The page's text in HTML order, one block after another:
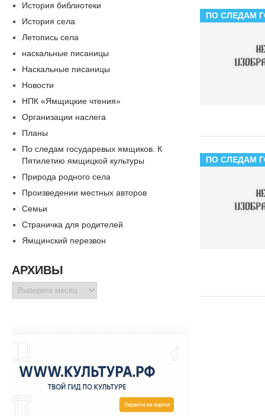
ПО СЛЕДАМ
ПО СЛЕДАМ
История библиотеки
История села
Летопись села
наскальные писаницы
Наскальные писаницы
Новости
НПК «Ямщицкие чтения»
Организации наслега
Планы
По следам государевых ямщиков. К
Пятилетию ямщицкой культуры
Природа родного села
Произведении местных авторов
Семьи
Страничка для родителей
Ямщинский перезвон
АРХИВЫ
Архивы